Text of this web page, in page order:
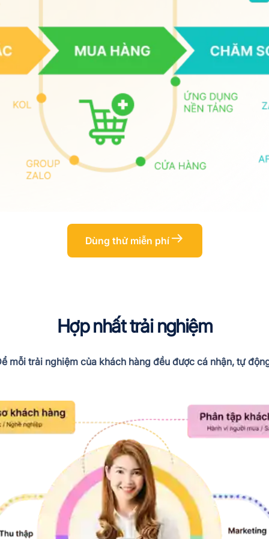
Dùng thử miễn phí
Hợp nhất trải nghiệm
mỗi trải nghiệm của khách hàng đều được cá nhận, tự